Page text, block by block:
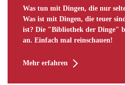
Was tun mit Dingen, die nur
Was ist mit Dingen, die teuer
ist? Die "Bibliothek der Dinge"
an. Einfach mal reinschauen!
Mehr erfahren